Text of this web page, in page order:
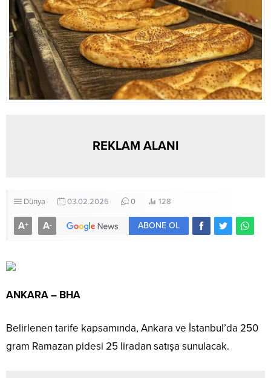
hemşerilerin ortak başarısı
olduğunu ifade etti....
İsrail’in UNIFIL’e düzenli olarak
saldırmasının, Netanyahu...
REKLAM ALANI
Dünya 03.02.2026 0 128
A+ A- ABONE OL
ANKARA – BHA
Belirlenen tarife kapsamında, Ankara ve İstanbul’da 250
gram Ramazan pidesi 25 liradan satışa sunulacak.